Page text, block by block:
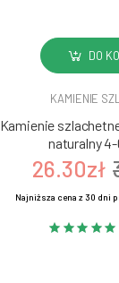
DO
KAMIENIE
Kamienie
naturalny
26.30zł
Najniższa cena z 30 dni